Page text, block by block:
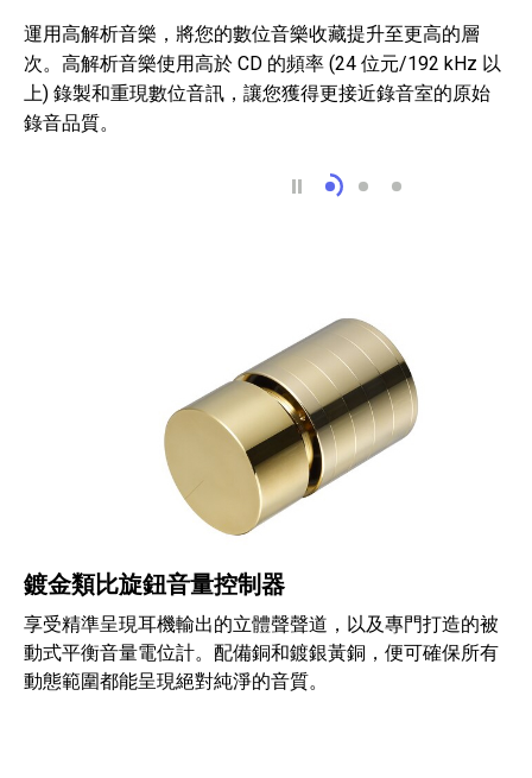
重現表演者最原汁原味
轉換音訊時，完全
4.4 mm 平衡式
運用高解析音樂，將您的數位音樂收藏提升至更高的層
次。高解析音樂使用高於 CD 的頻率 (24 位元/192 kHz 以
上) 錄製和重現數位音訊，讓您獲得更接近錄音室的原始
錄音品質。
鍍金類比旋鈕音量控制器
享受精準呈現耳機輸出的立體聲聲道，以及專門打造的被
動式平衡音量電位計。配備銅和鍍銀黃銅，便可確保所有
動態範圍都能呈現絕對純淨的音質。